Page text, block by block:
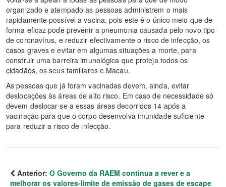
organizado e atempado as pessoas administrem o mais
rapidamente possível a vacina, pois este é o único meio que de
forma eficaz pode prevenir a pneumonia causada pelo novo tipo
de coronavírus, e reduzir efectivamente o risco de infecção, os
casos graves e evitar em algumas situações a morte, para
construir uma barreira imunológica que proteja todos os
cidadãos, os seus familiares e Macau.
As pessoas que já foram vacinadas devem, ainda, evitar
deslocações às áreas de alto risco. Em caso de necessidade só
devem deslocar-se a essas áreas decorridos 14 após a
vacinação para que o corpo desenvolva imunidade suficiente
para reduzir a risco de infecção.
Anterior: O Governo da RAEM continua a rever e a
melhorar os valores-limite de emissão de gases de escape